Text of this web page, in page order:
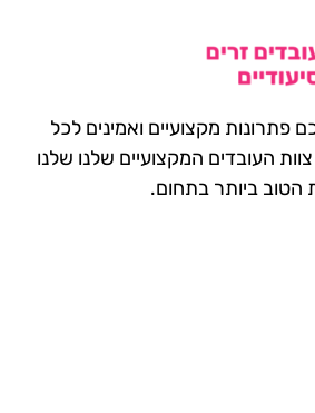
פתרונות מקצועיים ואמינים לכל
העובדים המקצועיים שלנו שלנו
ביותר בתחום.